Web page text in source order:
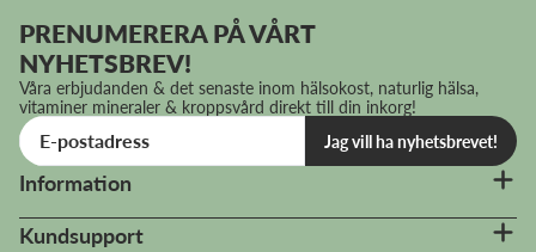
PRENUMERERA PÅ VÅRT
NYHETSBREV!
Våra erbjudanden & det senaste inom hälsokost, naturlig hälsa,
vitaminer mineraler & kroppsvård direkt till din inkorg!
Jag vill ha nyhetsbrevet!
Information
Kundsupport